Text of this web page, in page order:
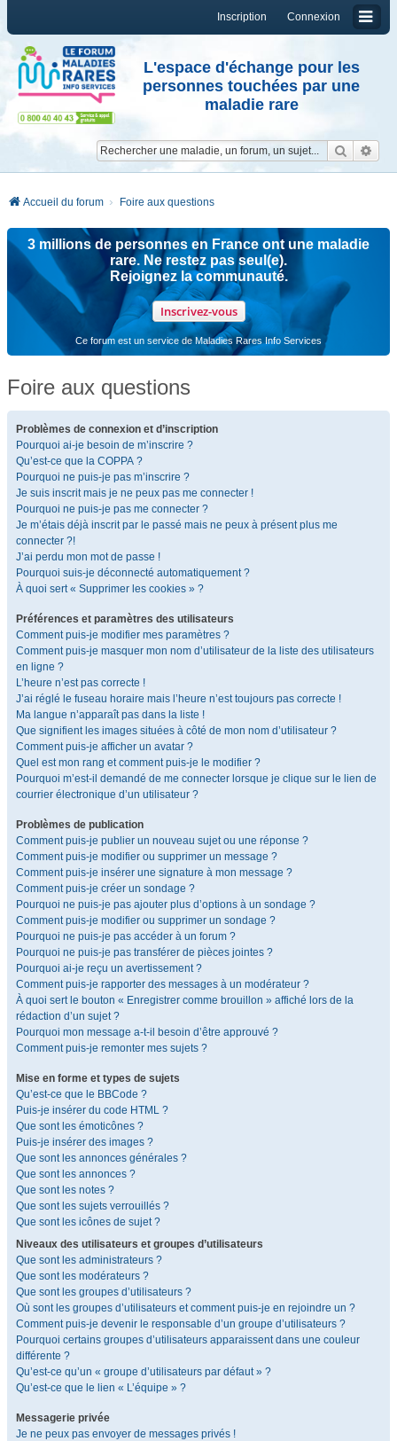
Connexion
Inscription
L'espace d'échange pour les
personnes touchées par une
maladie rare
Accueil du forum Foire aux questions
3 millions de personnes en France ont une maladie
rare. Ne restez pas seul(e).
Rejoignez la communauté.
Inscrivez-vous
Ce forum est un service de Maladies Rares Info Services
Foire aux questions
Problèmes de connexion et d’inscription
Pourquoi ai-je besoin de m’inscrire ?
Qu’est-ce que la COPPA ?
Pourquoi ne puis-je pas m’inscrire ?
Je suis inscrit mais je ne peux pas me connecter !
Pourquoi ne puis-je pas me connecter ?
Je m’étais déjà inscrit par le passé mais ne peux à présent plus me
connecter ?!
J’ai perdu mon mot de passe !
Pourquoi suis-je déconnecté automatiquement ?
À quoi sert « Supprimer les cookies » ?
Préférences et paramètres des utilisateurs
Comment puis-je modifier mes paramètres ?
Comment puis-je masquer mon nom d’utilisateur de la liste des utilisateurs
en ligne ?
L’heure n’est pas correcte !
J’ai réglé le fuseau horaire mais l’heure n’est toujours pas correcte !
Ma langue n’apparaît pas dans la liste !
Que signifient les images situées à côté de mon nom d’utilisateur ?
Comment puis-je afficher un avatar ?
Quel est mon rang et comment puis-je le modifier ?
Pourquoi m’est-il demandé de me connecter lorsque je clique sur le lien de
courrier électronique d’un utilisateur ?
Problèmes de publication
Comment puis-je publier un nouveau sujet ou une réponse ?
Comment puis-je modifier ou supprimer un message ?
Comment puis-je insérer une signature à mon message ?
Comment puis-je créer un sondage ?
Pourquoi ne puis-je pas ajouter plus d’options à un sondage ?
Comment puis-je modifier ou supprimer un sondage ?
Pourquoi ne puis-je pas accéder à un forum ?
Pourquoi ne puis-je pas transférer de pièces jointes ?
Pourquoi ai-je reçu un avertissement ?
Comment puis-je rapporter des messages à un modérateur ?
À quoi sert le bouton « Enregistrer comme brouillon » affiché lors de la
rédaction d’un sujet ?
Pourquoi mon message a-t-il besoin d’être approuvé ?
Comment puis-je remonter mes sujets ?
Mise en forme et types de sujets
Qu’est-ce que le BBCode ?
Puis-je insérer du code HTML ?
Que sont les émoticônes ?
Puis-je insérer des images ?
Que sont les annonces générales ?
Que sont les annonces ?
Que sont les notes ?
Que sont les sujets verrouillés ?
Que sont les icônes de sujet ?
Niveaux des utilisateurs et groupes d’utilisateurs
Que sont les administrateurs ?
Que sont les modérateurs ?
Que sont les groupes d’utilisateurs ?
Où sont les groupes d’utilisateurs et comment puis-je en rejoindre un ?
Comment puis-je devenir le responsable d’un groupe d’utilisateurs ?
Pourquoi certains groupes d’utilisateurs apparaissent dans une couleur
différente ?
Qu’est-ce qu’un « groupe d’utilisateurs par défaut » ?
Qu’est-ce que le lien « L’équipe » ?
Messagerie privée
Je ne peux pas envoyer de messages privés !